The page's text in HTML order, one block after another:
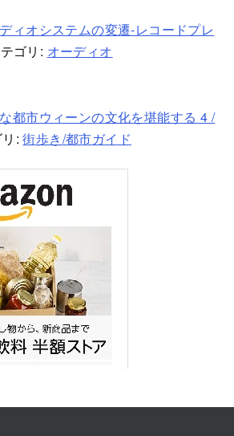
ィオシステムの変遷-レコードプレ
ゴリ: オーディオ
都市ウィーンの文化を堪能する 4 /
リ:街歩き/都市ガイド